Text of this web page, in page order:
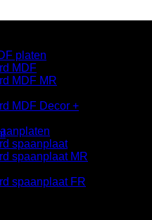
platen
MDF
MDF MR
MDF Decor +
spaanplaat
spaanplaat MR
spaanplaat FR